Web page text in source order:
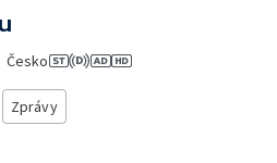
Česko
Zprávy